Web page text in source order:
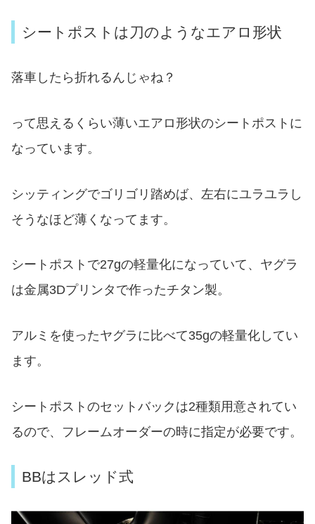
シートポストは刀のようなエアロ形状
落車したら折れるんじゃね？
って思えるくらい薄いエアロ形状のシートポストに
なっています。
シッティングでゴリゴリ踏めば、左右にユラユラし
そうなほど薄くなってます。
シートポストで27gの軽量化になっていて、ヤグラ
は金属3Dプリンタで作ったチタン製。
アルミを使ったヤグラに比べて35gの軽量化してい
ます。
シートポストのセットバックは2種類用意されてい
るので、フレームオーダーの時に指定が必要です。
BBはスレッド式